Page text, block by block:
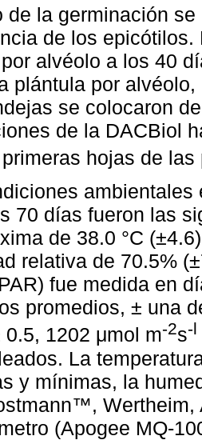
de la germinación
de los
alvéolo a los 40
plántula por
se colocaron
de la DACBiol
hojas de las
70 días fueron las
de 38.0 °C
relativa de 70.5%
fue medida en
promedios, ± una
0.5, 1202 μmol m-2s-l
La
y mínimas, la
Wertheim,
(Apogee MQ-